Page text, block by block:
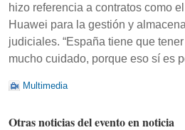
hizo referencia a contratos como
Huawei para la gestión y
judiciales. “España tiene que
mucho cuidado, porque eso sí es
Multimedia
Otras noticias del evento en noticia